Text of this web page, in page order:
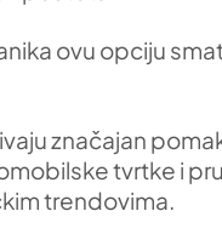
ovu opciju
značajan
tvrtke i
trendovima.